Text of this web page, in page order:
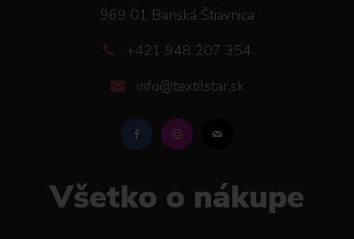
969 01 Banská Štiavnica
+421 948 207 354
info@textilstar.sk
Všetko o nákupe